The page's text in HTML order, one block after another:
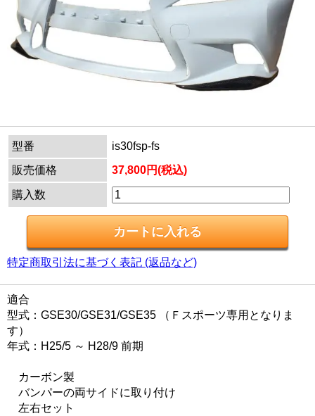
型番
is30fsp-fs
販売価格
37,800円(税込)
購入数
特定商取引法に基づく表記 (返品など)
適合
型式：GSE30/GSE31/GSE35 （Ｆスポーツ専用となりま
す）
年式：H25/5 ～ H28/9 前期
カーボン製
バンパーの両サイドに取り付け
左右セット